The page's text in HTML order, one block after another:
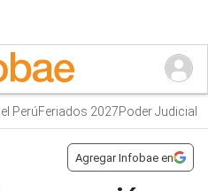
PerúFeriados 2027Poder Judicial
Agregar Infobae en